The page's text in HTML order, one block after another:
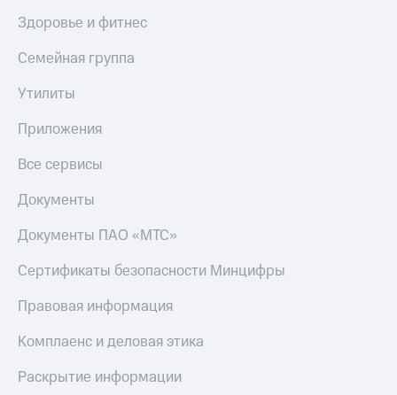
Здоровье и фитнес
Семейная группа
Утилиты
Приложения
Все сервисы
Документы
Документы ПАО «МТС»
Сертификаты безопасности Минцифры
Правовая информация
Комплаенс и деловая этика
Раскрытие информации